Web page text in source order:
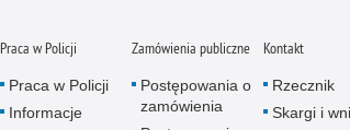
Praca w Policji
Praca w Policji
Informacje
Zamówienia publiczne
Postępowania o
zamówienia
Kontakt
Rzecznik
Skargi i